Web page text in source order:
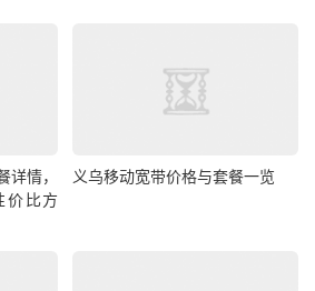
情，
价比方
义乌移动宽带价格与套餐一览